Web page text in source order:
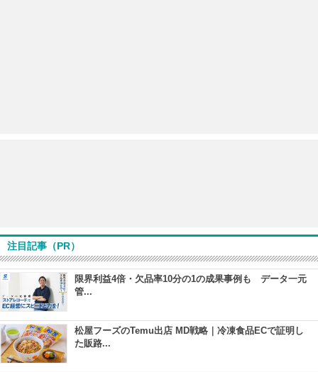
注目記事（PR）
限界利益4倍・欠品率10分の1の成果事例も データ一元
管...
松屋フーズのTemu出店 MD戦略｜冷凍食品ECで証明し
た販路...